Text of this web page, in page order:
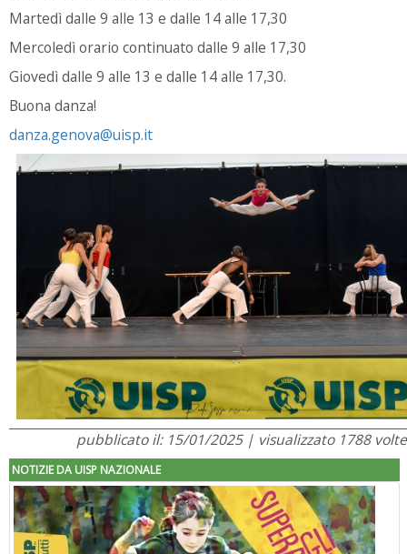
Martedì dalle 9 alle 13 e dalle 14 alle 17,30
Mercoledì orario continuato dalle 9 alle 17,30
Giovedì dalle 9 alle 13 e dalle 14 alle 17,30.
Buona danza!
danza.genova@uisp.it
pubblicato il: 15/01/2025 | visualizzato 1788 volte
NOTIZIE DA UISP NAZIONALE